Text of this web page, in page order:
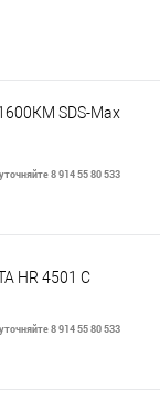
SDS-Max
8 914 55 80 533
HR 4501 С
8 914 55 80 533